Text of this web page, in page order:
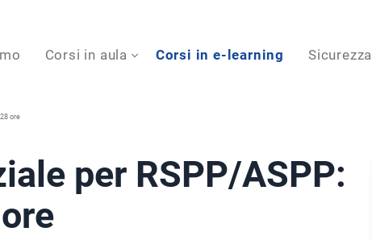
Corsi in aula Corsi in e-learning Sicurezza
ore
per RSPP/ASPP: